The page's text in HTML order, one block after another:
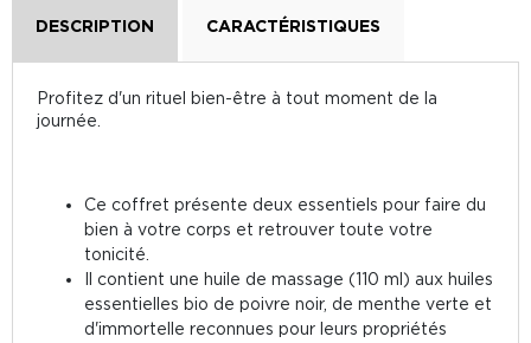
DESCRIPTION CARACTÉRISTIQUES
Profitez d'un rituel bien-être à tout moment de la
journée.
Ce coffret présente deux essentiels pour faire du
bien à votre corps et retrouver toute votre
tonicité.
Il contient une huile de massage (110 ml) aux huiles
essentielles bio de poivre noir, de menthe verte et
d'immortelle reconnues pour leurs propriétés